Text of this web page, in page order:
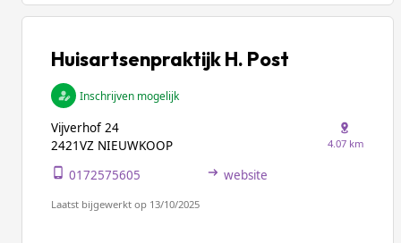
Huisartsenpraktijk H. Post
Inschrijven mogelijk
Vijverhof 24
2421VZ NIEUWKOOP
4.07 km
0172575605 website
Laatst bijgewerkt op 13/10/2025